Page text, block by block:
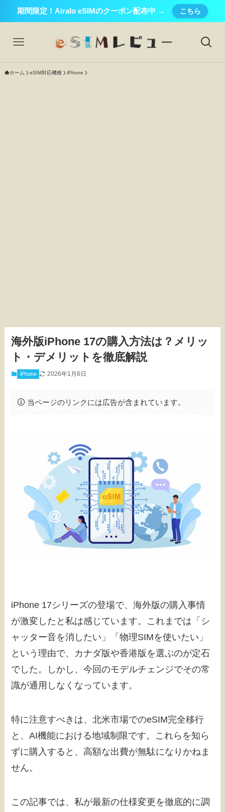
期間限定！Airalo eSIMのクーポン配布中 → こちら
ホーム eSIM対応機種 iPhone
海外版iPhone 17の購入方法は？メリッ
ト・デメリットを徹底解説
iPhone 2026年1月6日
当ページのリンクには広告が含まれています。
iPhone 17シリーズの登場で、海外版の購入事情
が激変したと私は感じています。これまでは「シ
ャッター音を消したい」「物理SIMを使いたい」
という理由で、カナダ版や香港版を選ぶのが定石
でした。しかし、今回のモデルチェンジでその常
識が通用しなくなっています。
特に注意すべきは、北米市場でのeSIM完全移行
と、AI機能における地域制限です。これらを知ら
ずに購入すると、高額な出費が無駄になりかねま
せん。
この記事では、私が最新の仕様変更を徹底的に調